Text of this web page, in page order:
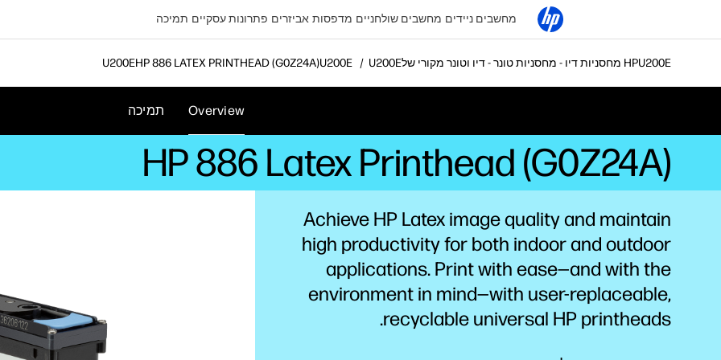
מחשבים ניידים מחשבים שולחניים מדפסות אביזרים פתרונות עסקיים תמיכה
מחסניות דיו - מחסניות טונר - דיו וטונר מקורי של HP HP 886 LATEX PRINTHEAD (G0Z24A)
Overview תמיכה
HP 886 Latex Printhead (G0Z24A)
Achieve HP Latex image quality and maintain
high productivity for both indoor and outdoor
applications. Print with ease—and with the
environment in mind—with user-replaceable,
recyclable universal HP printheads.